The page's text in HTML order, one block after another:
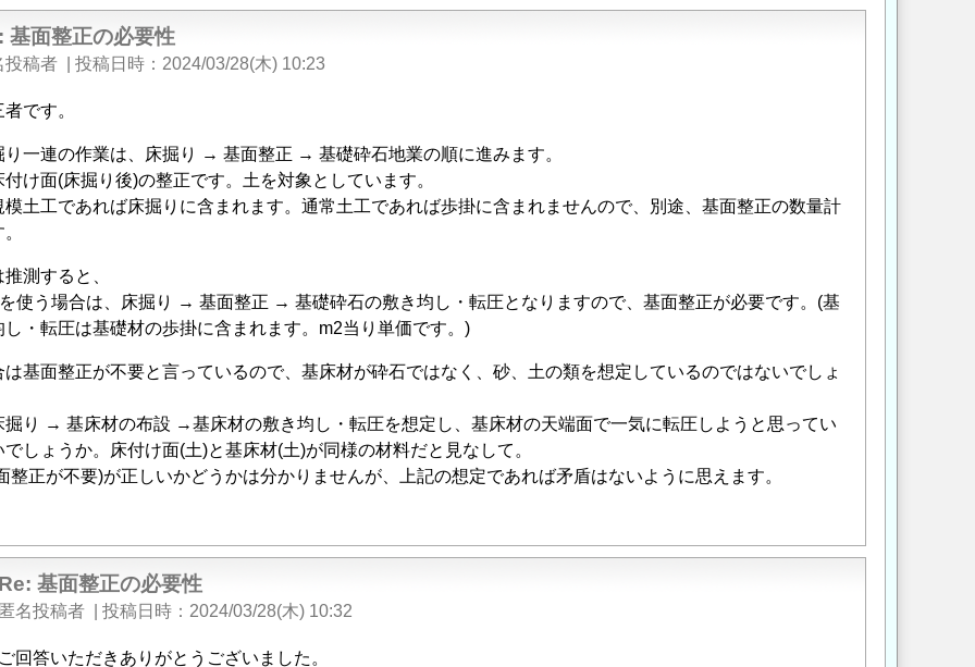
返
信
に
よ
る
基
整
正
の
要
性」
へ
返
基面整正の必要性
投稿者 投稿日時 2024/03/28(木) 10:23
です。
り一連の作業は、床掘り → 基面整正 → 基礎砕石地業の順に進みます。
け面(床掘り後)の整正です。土を対象としています。
土工であれば床掘りに含まれます。通常土工であれば歩掛に含まれませんので、別途、基面整正の数量計
測すると、
使う場合は、床掘り → 基面整正 → 基礎砕石の敷き均し・転圧となりますので、基面整正が必要です。(基
・転圧は基礎材の歩掛に含まれます。m2当り単価です。)
基面整正が不要と言っているので、基床材が砕石ではなく、砂、土の類を想定しているのではないでしょ
掘り → 基床材の布設 →基床材の敷き均し・転圧を想定し、基床材の天端面で一気に転圧しようと思ってい
しょうか。床付け面(土)と基床材(土)が同様の材料だと見なして。
整正が不要)が正しいかどうかは分かりませんが、上記の想定であれば矛盾はないように思えます。
基面整正の必要性
名投稿者 投稿日時 2024/03/28(木) 10:32
回答いただきありがとうございました。